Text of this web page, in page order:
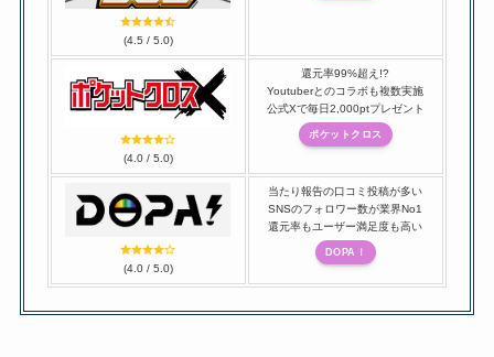
(4.5 / 5.0)
(4.0 / 5.0)
還元率99%超え!?
Youtuberとのコラボも複数実施
公式Xで毎日2,000ptプレゼント
ポケットクロス
(4.0 / 5.0)
当たり報告の口コミ投稿が多い
SNSのフォロワー数が業界No1
還元率もユーザー満足度も高い
DOPA！